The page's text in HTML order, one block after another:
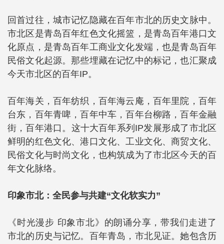
回首过往，城市记忆隐藏在百年市北的历史文脉中。
市北区是青岛百年红色文化摇篮，是青岛百年港口文
化原点，是青岛百年工商业文化发端，也是青岛百年
民俗文化起源。那些埋藏在记忆中的标记，也汇聚成
今天市北区的百年IP。
百年海关，百年纺织，百年海云庵，百年里院，百年
台东，百年青啤，百年中车，百年台柳路，百年金融
街，百年港口。这十大百年系列IP发展形成了市北区
鲜明的红色文化、港口文化、工业文化、商贸文化、
民俗文化与时尚文化，也构筑成为了市北区今天的百
年文化脉络。
印象市北：全民参与共建“文化软实力”
《时光漫步 印象市北》的朗诵分享，带我们走进了
市北的历史与记忆。百年青岛，市北见证。她包含历